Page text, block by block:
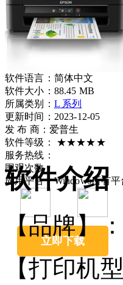
软件语言： 简体中文
软件大小： 88.45 MB
所属类别： L 系列
更新时间：2023-12-05
发 布 商： 爱普生
软件等级： ★★★★★
服务热线：
围观次数：
应用平台：Windows所有平
立即下载
软件介绍
【品牌】
【打印机